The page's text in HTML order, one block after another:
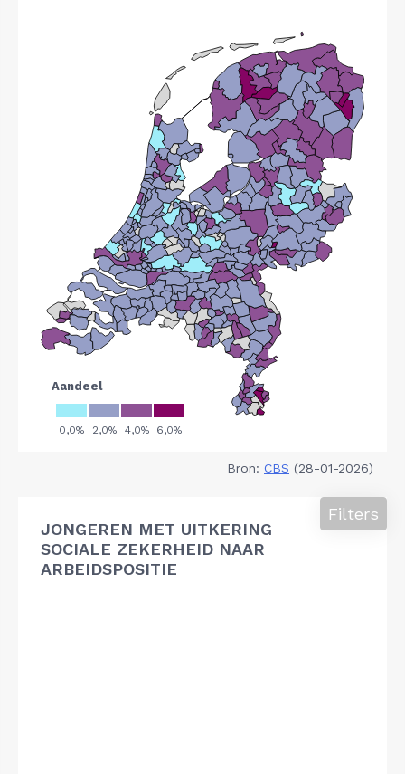
Bron: CBS (28-01-2026)
JONGEREN MET UITKERING
SOCIALE ZEKERHEID NAAR
ARBEIDSPOSITIE
Filters